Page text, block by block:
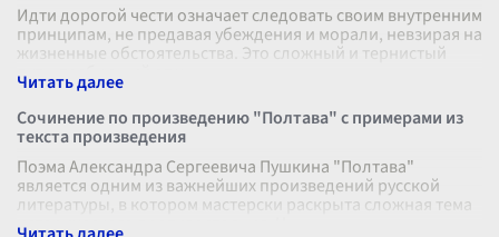
Идти дорогой чести означает следовать своим внутренним
принципам, не предавая убеждения и морали, невзирая на
жизненные обстоятельства. Это сложный и тернистый
путь, требующий от ч
Сочинение по произведению "Полтава" с примерами из
текста произведения
Поэма Александра Сергеевича Пушкина "Полтава"
является одним из важнейших произведений русской
литературы, в котором мастерски раскрыта сложная тема
исторического противостояния. Ц